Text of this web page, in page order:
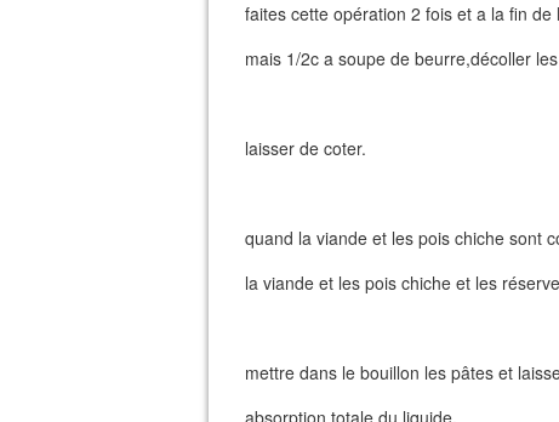
faites cette opération 2 fois et a la fin
mais 1/2c a soupe de beurre,décoller
laisser de coter.
quand la viande et les pois chiche sont
la viande et les pois chiche et les
mettre dans le bouillon les pâtes et
absorption totale du liquide.